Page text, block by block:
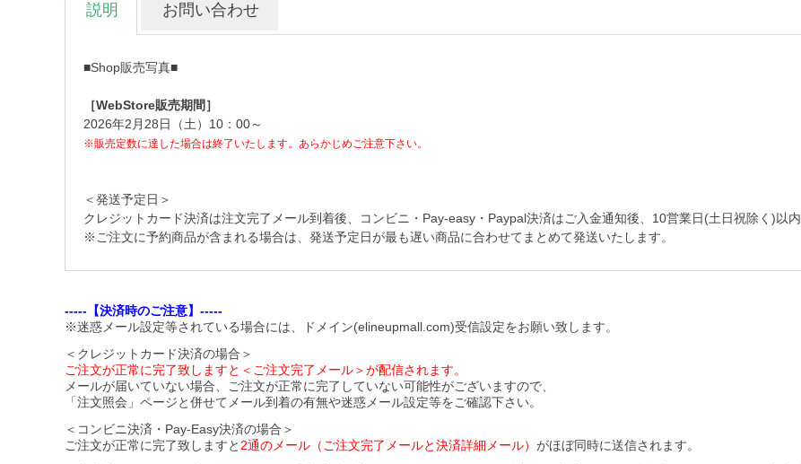
説明 お問い合わせ
■Shop販売写真■
［WebStore販売期間］
2026年2月28日（土）10：00～
※販売定数に達した場合は終了いたします。あらかじめご注意下さい。
＜発送予定日＞
クレジットカード決済は注文完了メール到着後、コンビニ・Pay-easy・Paypal決済はご入金通知後、10営業日(土日祝除く)以内
※ご注文に予約商品が含まれる場合は、発送予定日が最も遅い商品に合わせてまとめて発送いたします。
-----【決済時のご注意】-----
※迷惑メール設定等されている場合には、ドメイン(elineupmall.com)受信設定をお願い致します。
＜クレジットカード決済の場合＞
ご注文が正常に完了致しますと＜ご注文完了メール＞が配信されます。
メールが届いていない場合、ご注文が正常に完了していない可能性がございますので、
「注文照会」ページと併せてメール到着の有無や迷惑メール設定等をご確認下さい。
＜コンビニ決済・Pay-Easy決済の場合＞
ご注文が正常に完了致しますと2通のメール（ご注文完了メールと決済詳細メール） がほぼ同時に送信されます。